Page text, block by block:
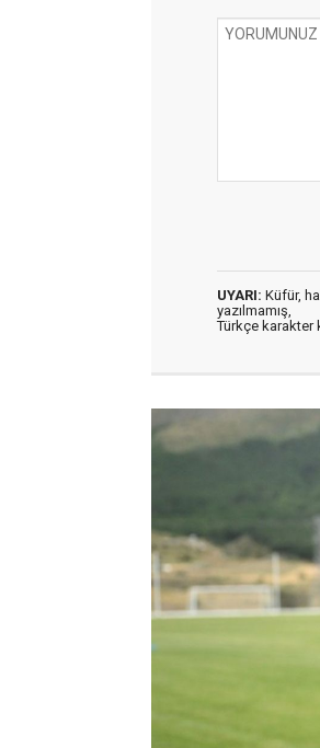
UYARI: Küfür,
yazılmamış,
Türkçe karakter